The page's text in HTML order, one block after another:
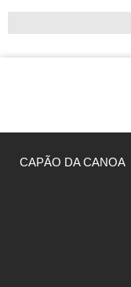
CAPÃO DA CANOA